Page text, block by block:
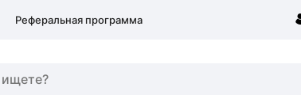
Реферальная программа